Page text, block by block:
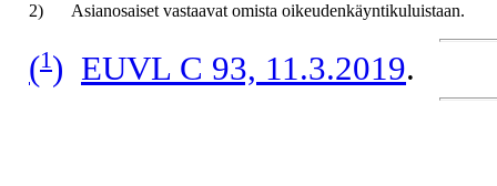
2)
Asianosaiset vastaavat omista oikeudenkäyntikuluistaan.
(1) EUVL C 93, 11.3.2019.